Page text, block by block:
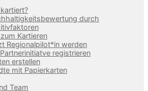
durch
Kartieren
Regionalpilot*in werden
registrieren
erstellen
mit Papierkarten
Team